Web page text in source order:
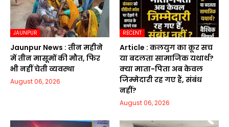
JAUNPUR
Jaunpur News : तीन महीने
में तीन मासूमों की मौत, फिर
भी नहीं चेती व्यवस्था
August 06, 2026
RECENT
Article : कलयुग का क्रूर सच
या बदलता सामाजिक यथार्थ?
क्या माता-पिता अब केवल
जिम्मेदारी रह गए हैं, संबंध
नहीं?
August 06, 2026